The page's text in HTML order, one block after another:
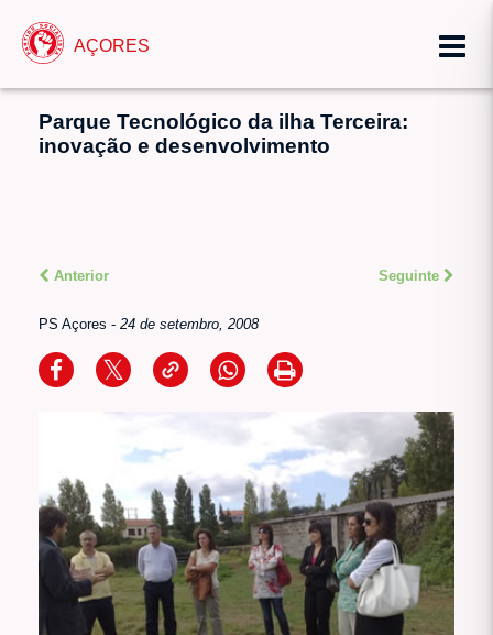
AÇORES
Parque Tecnológico da ilha Terceira:
inovação e desenvolvimento
Anterior Seguinte
PS Açores - 24 de setembro, 2008